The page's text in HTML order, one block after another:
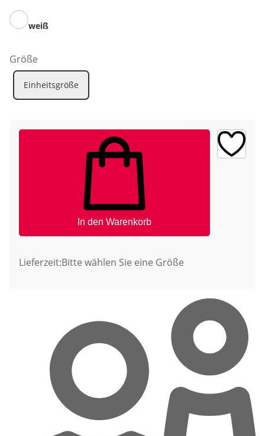
weiß
Größe
Einheitsgröße
In den Warenkorb
Lieferzeit:Bitte wählen Sie eine Größe